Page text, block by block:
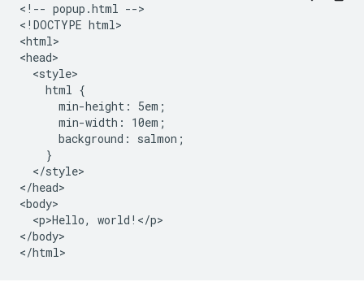
<!-- popup.html -->
<!DOCTYPE html>
<html>
<head>
  <style>
    html {
      min-height: 5em;
      min-width: 10em;
      background: salmon;
    }
  </style>
</head>
<body>
  <p>Hello, world!</p>
</body>